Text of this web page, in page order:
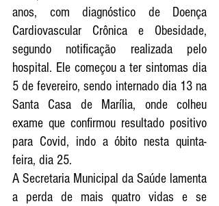
anos, com diagnóstico de Doença
Cardiovascular Crônica e Obesidade,
segundo notificação realizada pelo
hospital. Ele começou a ter sintomas dia
5 de fevereiro, sendo internado dia 13 na
Santa Casa de Marília, onde colheu
exame que confirmou resultado positivo
para Covid, indo a óbito nesta quinta-
feira, dia 25.
A Secretaria Municipal da Saúde lamenta
a perda de mais quatro vidas e se